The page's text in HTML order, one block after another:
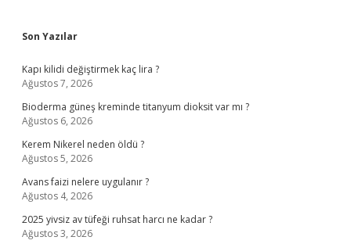
Sidebar
Son Yazılar
Kapı kilidi değiştirmek kaç lira ?
Ağustos 7, 2026
Bioderma güneş kreminde titanyum dioksit var mı ?
Ağustos 6, 2026
Kerem Nikerel neden öldü ?
Ağustos 5, 2026
Avans faizi nelere uygulanır ?
Ağustos 4, 2026
2025 yivsiz av tüfeği ruhsat harcı ne kadar ?
Ağustos 3, 2026